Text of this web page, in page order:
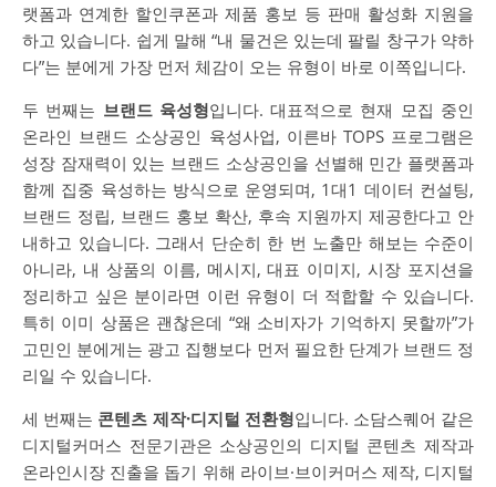
랫폼과 연계한 할인쿠폰과 제품 홍보 등 판매 활성화 지원을
하고 있습니다. 쉽게 말해 “내 물건은 있는데 팔릴 창구가 약하
다”는 분에게 가장 먼저 체감이 오는 유형이 바로 이쪽입니다.
두 번째는 브랜드 육성형입니다. 대표적으로 현재 모집 중인
온라인 브랜드 소상공인 육성사업, 이른바 TOPS 프로그램은
성장 잠재력이 있는 브랜드 소상공인을 선별해 민간 플랫폼과
함께 집중 육성하는 방식으로 운영되며, 1대1 데이터 컨설팅,
브랜드 정립, 브랜드 홍보 확산, 후속 지원까지 제공한다고 안
내하고 있습니다. 그래서 단순히 한 번 노출만 해보는 수준이
아니라, 내 상품의 이름, 메시지, 대표 이미지, 시장 포지션을
정리하고 싶은 분이라면 이런 유형이 더 적합할 수 있습니다.
특히 이미 상품은 괜찮은데 “왜 소비자가 기억하지 못할까”가
고민인 분에게는 광고 집행보다 먼저 필요한 단계가 브랜드 정
리일 수 있습니다.
세 번째는 콘텐츠 제작·디지털 전환형입니다. 소담스퀘어 같은
디지털커머스 전문기관은 소상공인의 디지털 콘텐츠 제작과
온라인시장 진출을 돕기 위해 라이브·브이커머스 제작, 디지털